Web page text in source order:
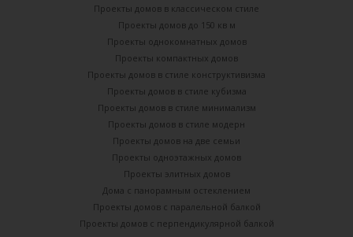
Проекты домов в классическом стиле
Проекты домов до 150 кв м
Проекты однокомнатных домов
Проекты компактных домов
Проекты домов в стиле конструктивизма
Проекты домов в стиле кубизма
Проекты домов в стиле минимализм
Проекты домов в стиле модерн
Проекты домов на две семьи
Проекты одноэтажных домов
Проекты элитных домов
Дома с панорамным остеклением
Проекты домов с паралельной балкой
Проекты домов с перпендикулярной балкой